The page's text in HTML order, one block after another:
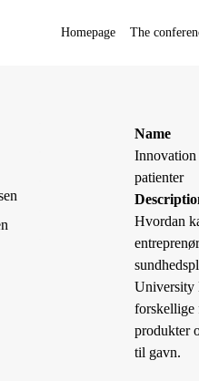
Homepage The
Name
patienter
Hvordan
University
forskellige
produkter
til gavn.